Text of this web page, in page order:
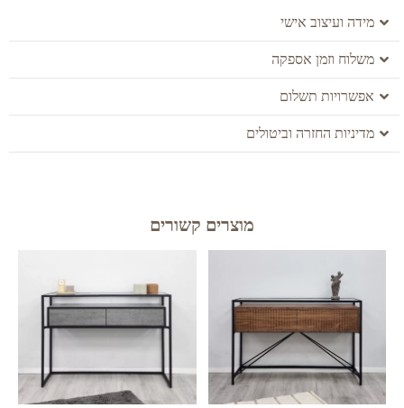
מידה ועיצוב אישי
משלוח וזמן אספקה
אפשרויות תשלום
מדיניות החזרה וביטולים
מוצרים קשורים